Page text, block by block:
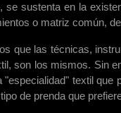
se sustenta en la
o matriz común,
que las técnicas,
son los mismos. Sin
"especialidad" textil
de prenda que